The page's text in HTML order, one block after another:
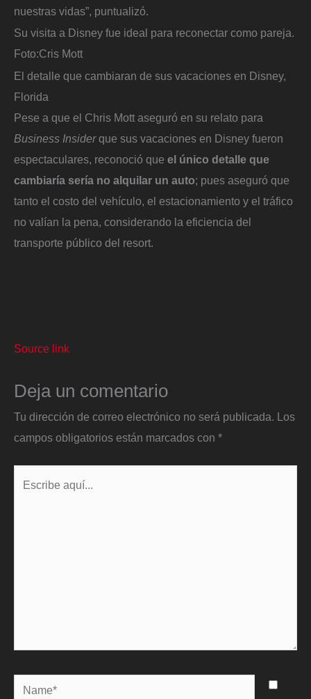
nuestras vidas”, puntualizó.
Su visita a Disney fue ideal para reconectar como pareja.
Foto:Cris Mott
El detalle que cambiaran de sus vacaciones en Disney,
Florida
Pese a que el Chris Mott aseguró en su relato para
Business Insiderque sus vacaciones en Disney fueron
espectaculares, reconoció que el único detalle que
cambiaría sería no alquilar un auto; pues aseguró que
tanto el costo del vehículo, el estacionamiento y el tráfico
no valían la pena, considerando la eficiencia del
transporte público del resort.
Source link
Deja un comentario
Tu dirección de correo electrónico no será publicada. Los
campos obligatorios están marcados con *
Name*